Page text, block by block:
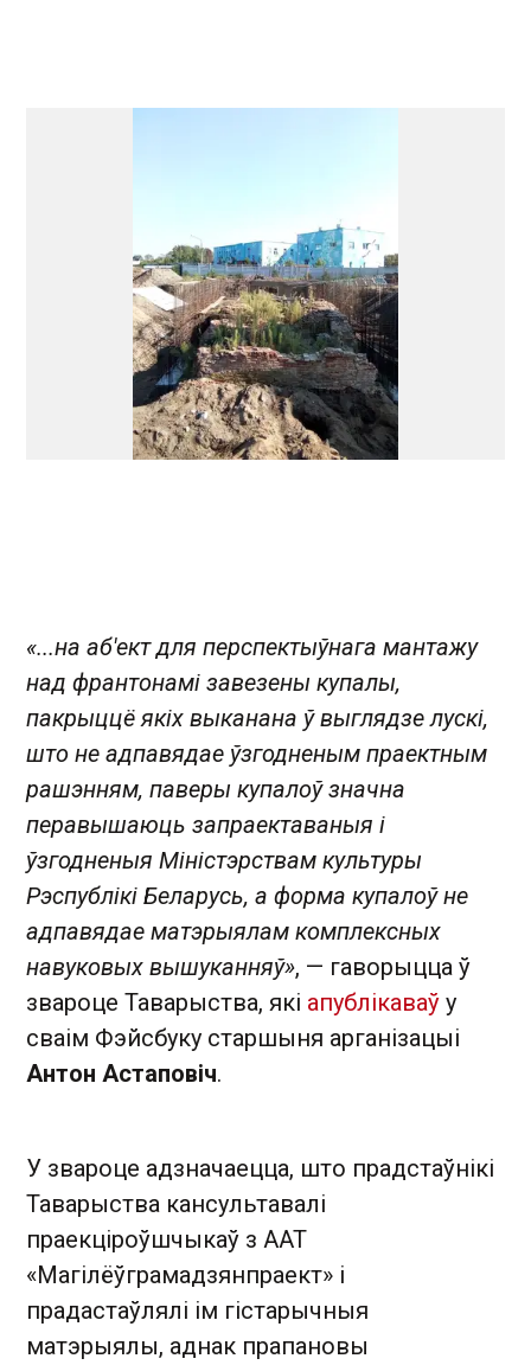
« ...на аб'ект для перспектыўнага мантажу
над франтонамі завезены купалы,
пакрыццё якіх выканана ў выглядзе лускі,
што не адпавядае ўзгодненым праектным
рашэнням, паверы купалоў значна
перавышаюць запраектаваныя і
ўзгодненыя Міністэрствам культуры
Рэспублікі Беларусь, а форма купалоў не
адпавядае матэрыялам комплексных
навуковых вышуканняў», — гаворыцца ў
звароце Таварыства, які апублікаваў у
сваім Фэйсбуку старшыня арганізацыі
Антон Астаповіч.
У звароце адзначаецца, што прадстаўнікі
Таварыства кансультавалі
праекціроўшчыкаў з ААТ
«Магілёўграмадзянпраект» і
прадастаўлялі ім гістарычныя
матэрыялы, аднак прапановы